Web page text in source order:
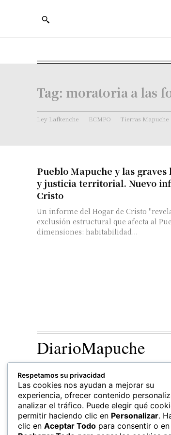
Tag: moratoria a las
Ley Lafkenche ECMPO Tierras Mapuche
Pueblo Mapuche y las
y justicia territorial. Nuevo
Cristo
Un informe del Hogar de Cristo
exclusión estructural que afecta al
dimensiones: habitabilidad...
DiarioMapuche
Respetamos su privacidad
Las cookies nos ayudan a mejorar su
experiencia, ofrecer contenido
analizar el tráfico. Puede elegir qué
permitir haciendo clic en Personalizar.
clic en Aceptar Todo para consentir o en